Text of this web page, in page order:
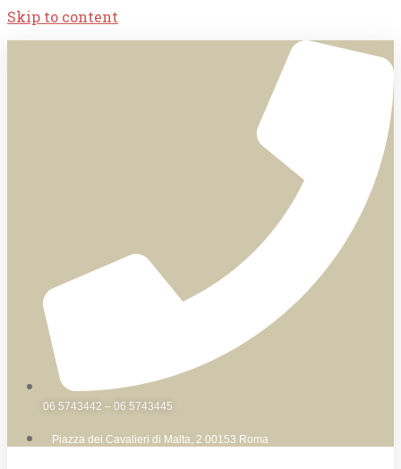
Skip to content
06 5743442 – 06 5743445
Piazza dei Cavalieri di Malta, 2 00153 Roma